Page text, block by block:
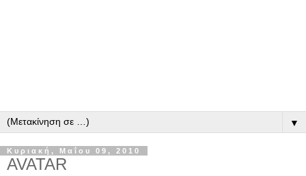
▼
Κυριακή, Μαΐου 09, 2010
AVATAR